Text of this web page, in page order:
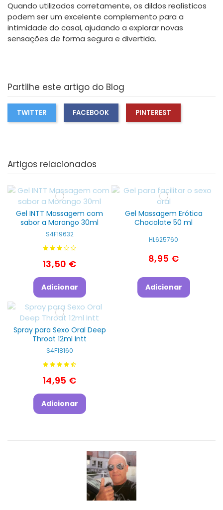
Quando utilizados corretamente, os dildos realísticos
podem ser um excelente complemento para a
intimidade do casal, ajudando a explorar novas
sensações de forma segura e divertida.
Partilhe este artigo do Blog
TWITTER FACEBOOK PINTEREST
Artigos relacionados
Gel INTT Massagem com
sabor a Morango 30ml
S4F19632
13,50 €
Adicionar
Gel Massagem Erótica
Chocolate 50 ml
HL625760
8,95 €
Adicionar
Spray para Sexo Oral Deep
Throat 12ml Intt
S4F18160
14,95 €
Adicionar